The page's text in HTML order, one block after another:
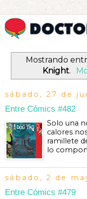
Mostrando
Knight.
sábado, 27 de
Entre Cómics #482
Solo una
calores
ramillete
lo
sábado, 2 de
Entre Cómics #479